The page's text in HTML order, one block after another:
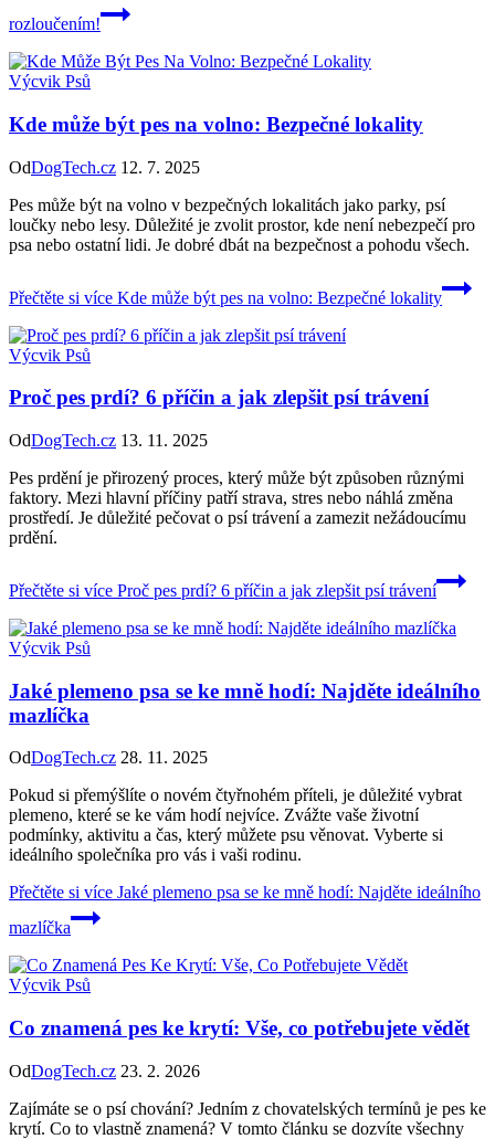
rozloučením!
Výcvik Psů
Kde může být pes na volno: Bezpečné lokality
OdDogTech.cz 12. 7. 2025
Pes může být na volno v bezpečných lokalitách jako parky, psí
loučky nebo lesy. Důležité je zvolit prostor, kde není nebezpečí pro
psa nebo ostatní lidi. Je dobré dbát na bezpečnost a pohodu všech.
Přečtěte si více Kde může být pes na volno: Bezpečné lokality
Výcvik Psů
Proč pes prdí? 6 příčin a jak zlepšit psí trávení
OdDogTech.cz 13. 11. 2025
Pes prdění je přirozený proces, který může být způsoben různými
faktory. Mezi hlavní příčiny patří strava, stres nebo náhlá změna
prostředí. Je důležité pečovat o psí trávení a zamezit nežádoucímu
prdění.
Přečtěte si více Proč pes prdí? 6 příčin a jak zlepšit psí trávení
Výcvik Psů
Jaké plemeno psa se ke mně hodí: Najděte ideálního
mazlíčka
OdDogTech.cz 28. 11. 2025
Pokud si přemýšlíte o novém čtyřnohém příteli, je důležité vybrat
plemeno, které se ke vám hodí nejvíce. Zvážte vaše životní
podmínky, aktivitu a čas, který můžete psu věnovat. Vyberte si
ideálního společníka pro vás i vaši rodinu.
Přečtěte si více Jaké plemeno psa se ke mně hodí: Najděte ideálního
mazlíčka
Výcvik Psů
Co znamená pes ke krytí: Vše, co potřebujete vědět
OdDogTech.cz 23. 2. 2026
Zajímáte se o psí chování? Jedním z chovatelských termínů je pes ke
krytí. Co to vlastně znamená? V tomto článku se dozvíte všechny